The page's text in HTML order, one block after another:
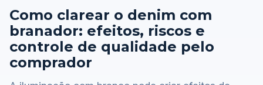
Como clarear o denim com
branador: efeitos, riscos e
controle de qualidade pelo
comprador